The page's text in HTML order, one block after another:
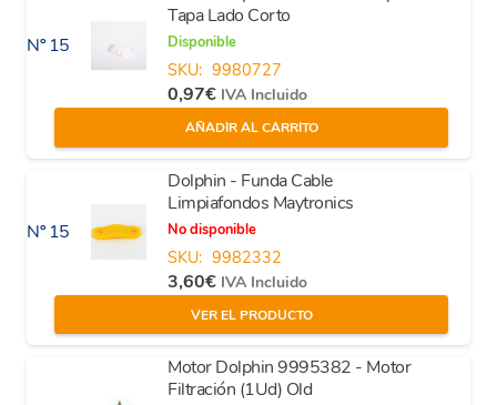
Nº 15
Tapa Lado Corto
Disponible
SKU: 9980727
0,97€ IVA Incluido
AÑADIR AL CARRITO
Nº 15
Dolphin - Funda Cable
Limpiafondos Maytronics
No disponible
SKU: 9982332
3,60€ IVA Incluido
VER EL PRODUCTO
Motor Dolphin 9995382 - Motor
Filtración (1Ud) Old